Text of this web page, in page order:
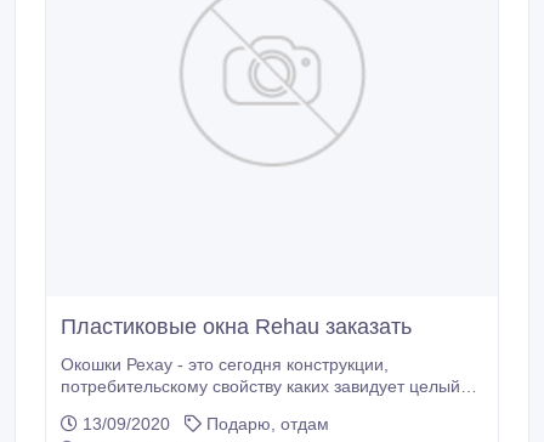
Пластиковые окна Rehau заказать
Окошки Рехау - это сегодня конструкции,
потребительскому свойству каких завидует целый
институт полимеров представленный завод создал
13/09/2020
Подарю, отдам